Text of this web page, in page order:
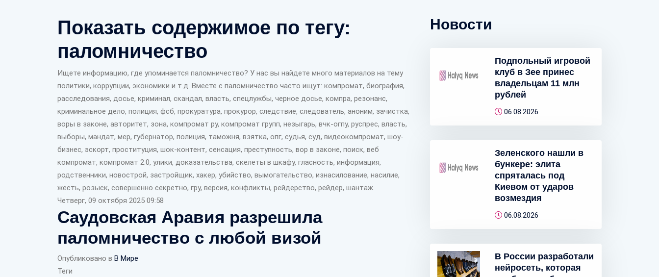
Показать содержимое по тегу:
паломничество
Ищете информацию, где упоминается паломничество? У нас вы найдете много материалов на тему
политики, коррупции, экономики и т.д. Вместе с паломничество часто ищут: компромат, биография,
расследования, досье, криминал, скандал, власть, спецлужбы, черное досье, компра, резонанс,
криминальное дело, полиция, фсб, прокуратура, прокурор, следствие, следователь, аноним, зачистка,
воры в законе, авторитет, зона, компромат ру, компромат групп, незыгарь, вчк-огпу, руспрес, власть,
выборы, мандат, мер, губернатор, полиция, таможня, взятка, опг, судья, суд, видеокомпромат, шоу-
бизнес, эскорт, проституция, шок-контент, сенсация, преступность, вор в законе, поиск, веб
компромат, компромат 2.0, улики, доказательства, скелеты в шкафу, гласность, информация,
родственники, новострой, застройщик, хакер, убийство, вымогательство, изнасилование, насилие,
жесть, розыск, совершенно секретно, гру, версия, конфликты, рейдерство, рейдер, шантаж.
Четверг, 09 октября 2025 09:58
Саудовская Аравия разрешила
паломничество с любой визой
Опубликовано в В Мире
Теги
Новости
Подпольный игровой
клуб в Зее принес
владельцам 11 млн
рублей
06.08.2026
Зеленского нашли в
бункере: элита
спряталась под
Киевом от ударов
возмездия
06.08.2026
В России разработали
нейросеть, которая